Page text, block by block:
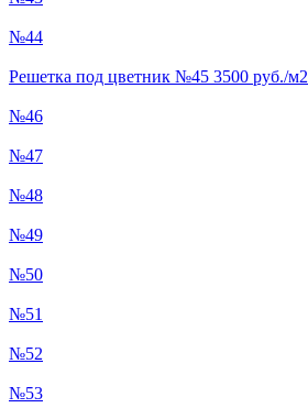
№44
Решетка под цветник №45 3500 руб./м2
№46
№47
№48
№49
№50
№51
№52
№53